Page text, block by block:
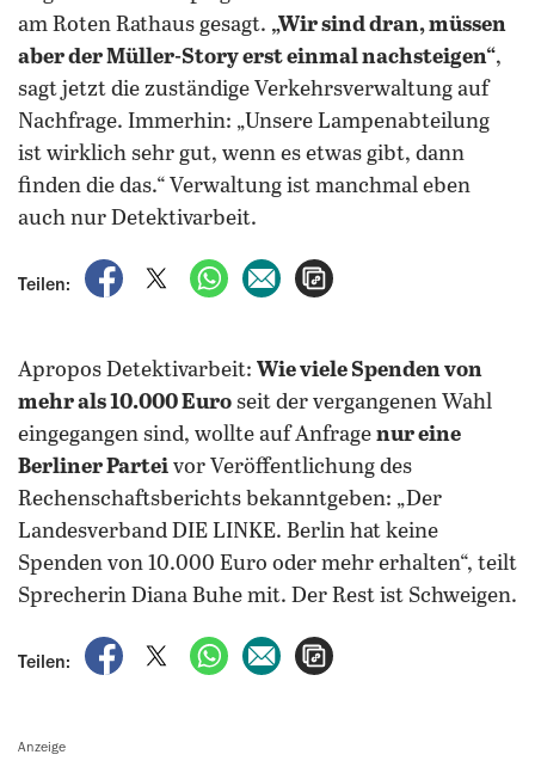
am Roten Rathaus gesagt. „Wir sind dran, müssen
aber der Müller-Story erst einmal nachsteigen“,
sagt jetzt die zuständige Verkehrsverwaltung auf
Nachfrage. Immerhin: „Unsere Lampenabteilung
ist wirklich sehr gut, wenn es etwas gibt, dann
finden die das.“ Verwaltung ist manchmal eben
auch nur Detektivarbeit.
Teilen:
auf Facebook teilen
auf X teilenper WhatsApp teilen
per E-Mail teilen
Apropos Detektivarbeit: Wie viele Spenden von
mehr als 10.000 Euro seit der vergangenen Wahl
eingegangen sind, wollte auf Anfrage nur eine
Berliner Partei vor Veröffentlichung des
Rechenschaftsberichts bekanntgeben: „Der
Landesverband DIE LINKE. Berlin hat keine
Spenden von 10.000 Euro oder mehr erhalten“, teilt
Sprecherin Diana Buhe mit. Der Rest ist Schweigen.
Teilen:
auf Facebook teilen
auf X teilenper WhatsApp teilen
per E-Mail teilen
Anzeige